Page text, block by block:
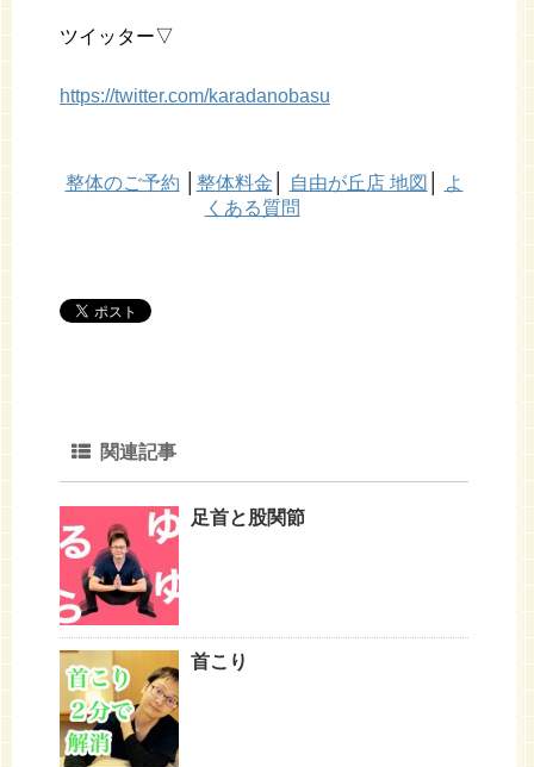
ツイッター▽
https://twitter.com/karadanobasu
整体のご予約 整体料金 自由が丘店 地図
よ
くある質問
関連記事
足首と股関節
首こり